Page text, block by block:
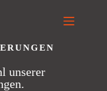
unserer